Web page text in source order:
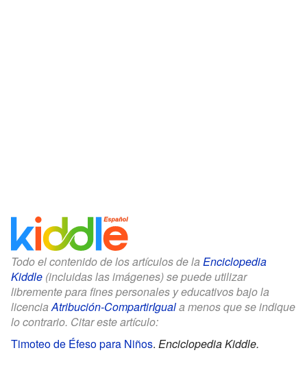
Todo el contenido de los artículos de la Enciclopedia
Kiddle (incluidas las imágenes) se puede utilizar
libremente para fines personales y educativos bajo la
licenciaAtribución-CompartirIguala menos que se indique
lo contrario. Citar este artículo:
Timoteo de Éfeso para Niños. Enciclopedia Kiddle.